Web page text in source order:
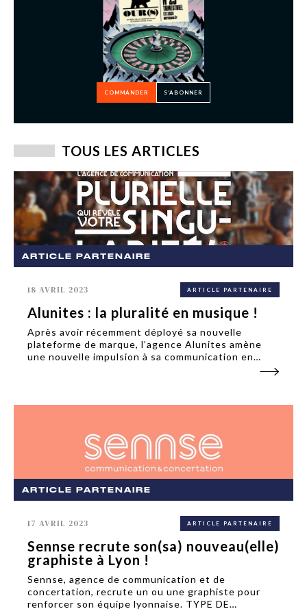
COMMANDER S’ABONNER
TOUS LES ARTICLES
ARTICLE PARTENAIRE
18 AVRIL 2023 ARTICLE PARTENAIRE
Alunites : la pluralité en musique !
Après avoir récemment déployé sa nouvelle
plateforme de marque, l’agence Alunites amène
une nouvelle impulsion à sa communication en
ARTICLE PARTENAIRE
17 AVRIL 2023 ARTICLE PARTENAIRE
Sennse recrute son(sa) nouveau(elle)
graphiste à Lyon !
Sennse, agence de communication et de
concertation, recrute un ou une graphiste pour
renforcer son équipe lyonnaise. TYPE DE